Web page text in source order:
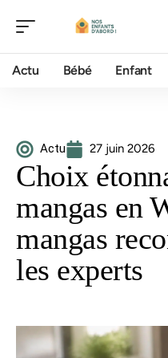
Actu Bébé Enfant
Actu 27 juin 2026
Choix
mangas en
mangas
les experts